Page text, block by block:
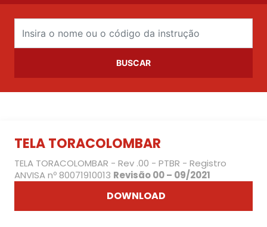
BUSCAR
TELA TORACOLOMBAR
TELA TORACOLOMBAR - Rev .00 - PTBR - Registro
ANVISA nº 80071910013 Revisão 00 – 09/2021
DOWNLOAD